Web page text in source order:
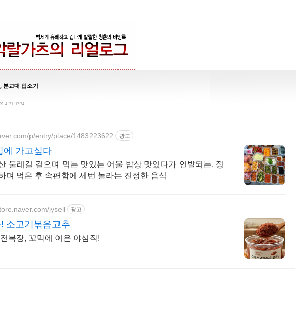
분교대 입소기
4. 21. 12:34
p/entry/place/1483223622 광고
에 가고싶다
둘레길 걸으며 먹는 맛있는 어울 밥상 맛있다가 연발되는, 정
며 먹은 후 속편함에 세번 놀라는 진정한 음식
jysell 광고
소고기볶음고추
복장, 꼬막에 이은 야심작!